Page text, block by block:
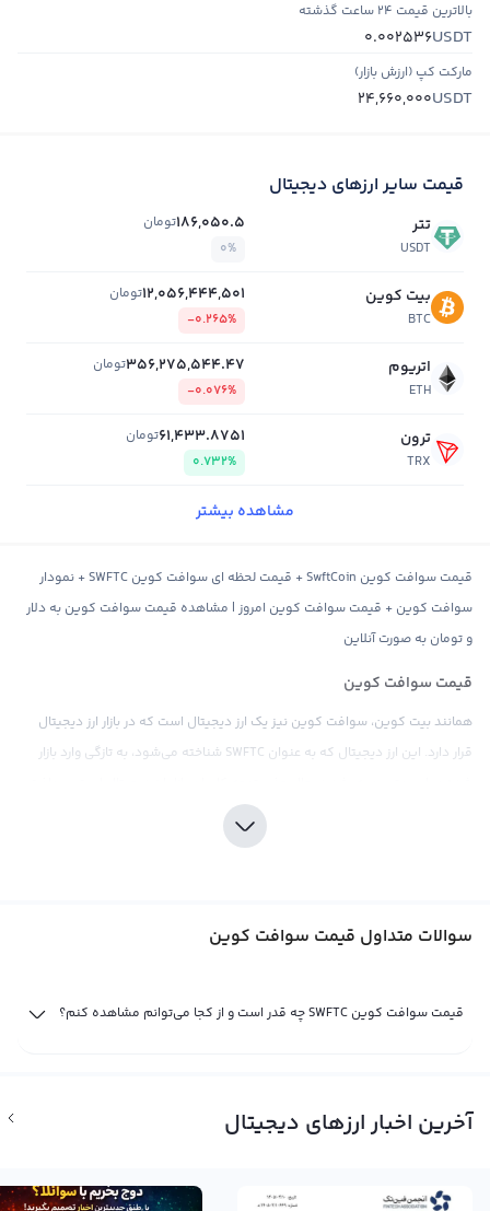
بالاترین قیمت ۲۴ ساعت گذشته
USDT
0.002536
مارکت کپ (ارزش بازار)
USDT
24,660,000
قیمت سایر ارزهای دیجیتال
تتر
USDT
186,050.5تومان
0%
بیت کوین
BTC
12,056,444,501تومان
-0.265%
اتریوم
ETH
356,275,544.47تومان
-0.076%
ترون
TRX
61,433.8751تومان
0.732%
مشاهده بیشتر
قیمت سوافت کوین SwftCoin + قیمت لحظه ای سوافت کوین SWFTC + نمودار
سوافت کوین + قیمت سوافت کوین امروز | مشاهده قیمت سوافت کوین به دلار
و تومان به صورت آنلاین
قیمت سوافت کوین
همانند بیت کوین، سوافت کوین نیز یک ارز دیجیتال است که در بازار ارز دیجیتال
قرار دارد. این ارز دیجیتال که به عنوان SWFTC شناخته می‌شود، به تازگی وارد بازار
کوین با توجه به پتانسیل‌هایش و تکنولوژی متفاوت از بیت کوین، قابلیت ارائه
خدمات بانکی و مالی برای شرکت‌ها و کاربران را دارا می‌باشد. این امکان به کاربران
می‌گیرد. با افزایش تقاضا برای خرید این ارز دیجیتال، قیمت آن نیز افزایش می‌یابد و با
می‌تواند تاثیر بسزایی در قیمت سوافت کوین داشته باشد. مانند بیت کوین،
قیمت دلار نیز می‌تواند تاثیری در قیمت سوافت کوین داشته باشد.
سوالات متداول قیمت سوافت کوین
قیمت سوافت کوین SWFTC چه قدر است و از کجا می‌توانم مشاهده کنم؟
آخرین اخبار ارزهای دیجیتال